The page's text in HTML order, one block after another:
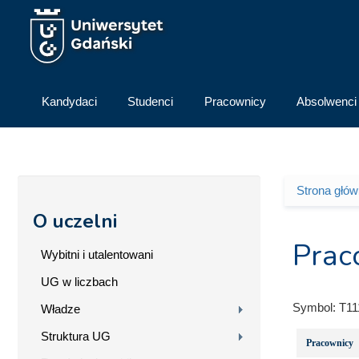
Przejdź do treści
Kandydaci Studenci Pracownicy Absolwenci
O uczelni
Wybitni i utalentowani
UG w liczbach
Władze
Struktura UG
Strona
Symbol:
Pracownicy